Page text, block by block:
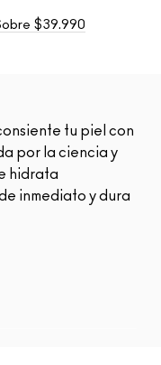
$39.990
tu piel con
por la ciencia y
hidrata
inmediato y dura